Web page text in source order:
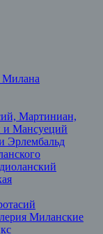
Милана
Мартиниан,
Мансуеций
Эрлембальд
Миланские